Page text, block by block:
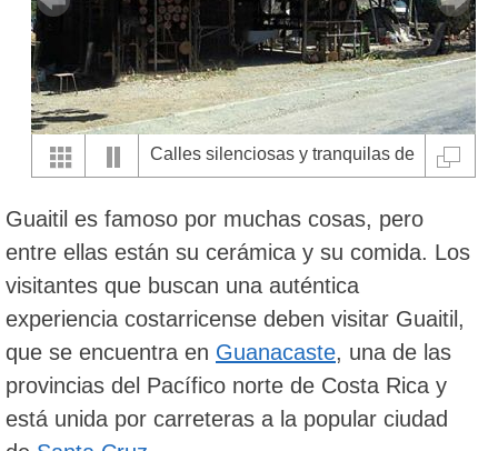
Calles silenciosas y tranquilas de
Guaitil es famoso por muchas cosas, pero
entre ellas están su cerámica y su comida. Los
visitantes que buscan una auténtica
experiencia costarricense deben visitar Guaitil,
que se encuentra en Guanacaste, una de las
provincias del Pacífico norte de Costa Rica y
está unida por carreteras a la popular ciudad